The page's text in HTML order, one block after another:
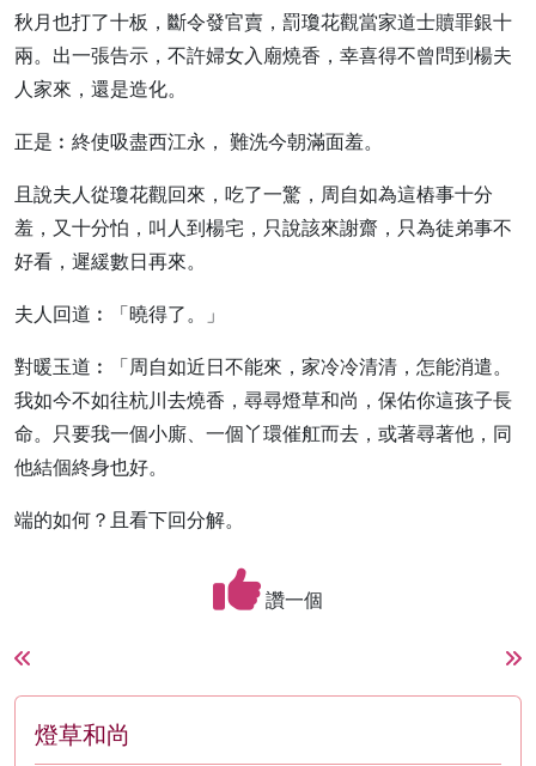
秋月也打了十板，斷令發官賣，罰瓊花觀當家道士贖罪銀十
兩。出一張告示，不許婦女入廟燒香，幸喜得不曾問到楊夫
人家來，還是造化。
正是︰終使吸盡西江永， 難洗今朝滿面羞。
且說夫人從瓊花觀回來，吃了一驚，周自如為這樁事十分
羞，又十分怕，叫人到楊宅，只說該來謝齋，只為徒弟事不
好看，遲緩數日再來。
夫人回道︰「曉得了。」
對暖玉道︰「周自如近日不能來，家冷冷清清，怎能消遣。
我如今不如往杭川去燒香，尋尋燈草和尚，保佑你這孩子長
命。只要我一個小廝、一個丫環催舡而去，或著尋著他，同
他結個終身也好。
端的如何？且看下回分解。
讚一個
燈草和尚